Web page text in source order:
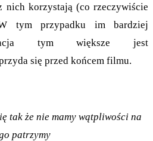
nich korzystają (co rzeczywiście
tym przypadku im bardziej
tym większe jest
się przed końcem filmu.
tak że nie mamy wątpliwości na
patrzymy